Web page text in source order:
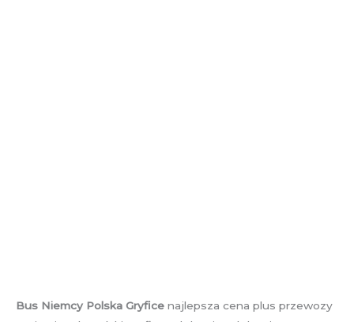
Bus Niemcy Polska Gryfice najlepsza cena plus przewozy